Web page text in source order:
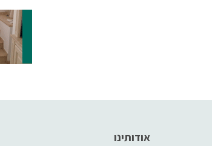
הזמינים באתר העיקר הבריאות.
אודותינו